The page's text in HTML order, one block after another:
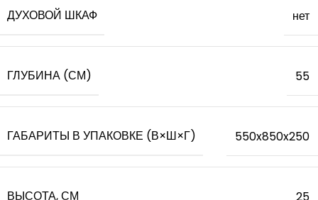
ДУХОВОЙ ШКАФ нет
ГЛУБИНА (СМ) 55
ГАБАРИТЫ В УПАКОВКЕ (В×Ш×Г) 550x850x250
ВЫСОТА, СМ 25